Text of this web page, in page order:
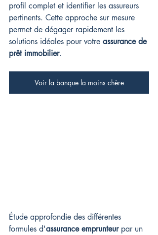
profil complet et identifier les assureurs
pertinents. Cette approche sur mesure
permet de dégager rapidement les
solutions idéales pour votre assurance de
prêt immobilier.
Voir la banque la moins chère
Étude approfondie des différentes
formules d'assurance emprunteur par un